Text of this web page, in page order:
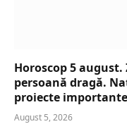
Horoscop 5
persoană dragă.
proiecte importante
August 5, 2026